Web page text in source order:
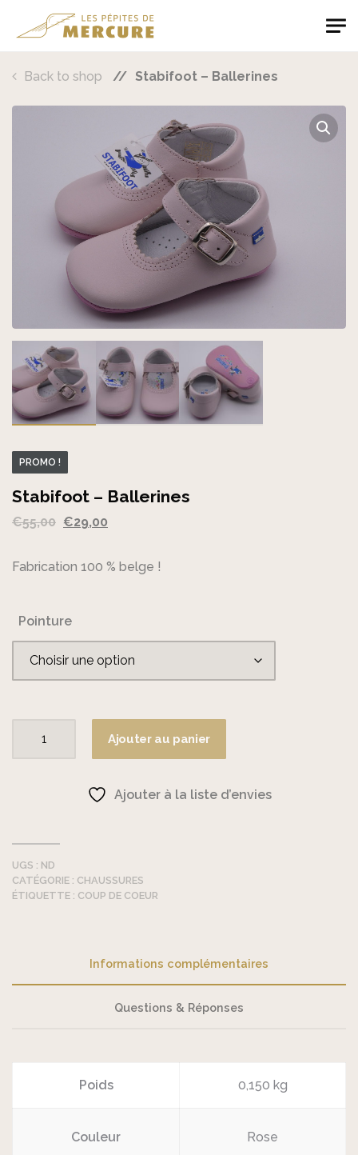
Les Pépites de Mercure
Back to shop Stabifoot – Ballerines
PROMO !
Stabifoot – Ballerines
€55,00 Le
initial
€29,00
actuel
Fabrication 100 % belge !
Pointure
quantité
Ajouter au panier
Ajouter à la liste d’envies
UGS : ND
CATÉGORIE : CHAUSSURES
ÉTIQUETTE : COUP DE COEUR
Informations complémentaires
Questions & Réponses
Poids 0,150 kg
Couleur Rose